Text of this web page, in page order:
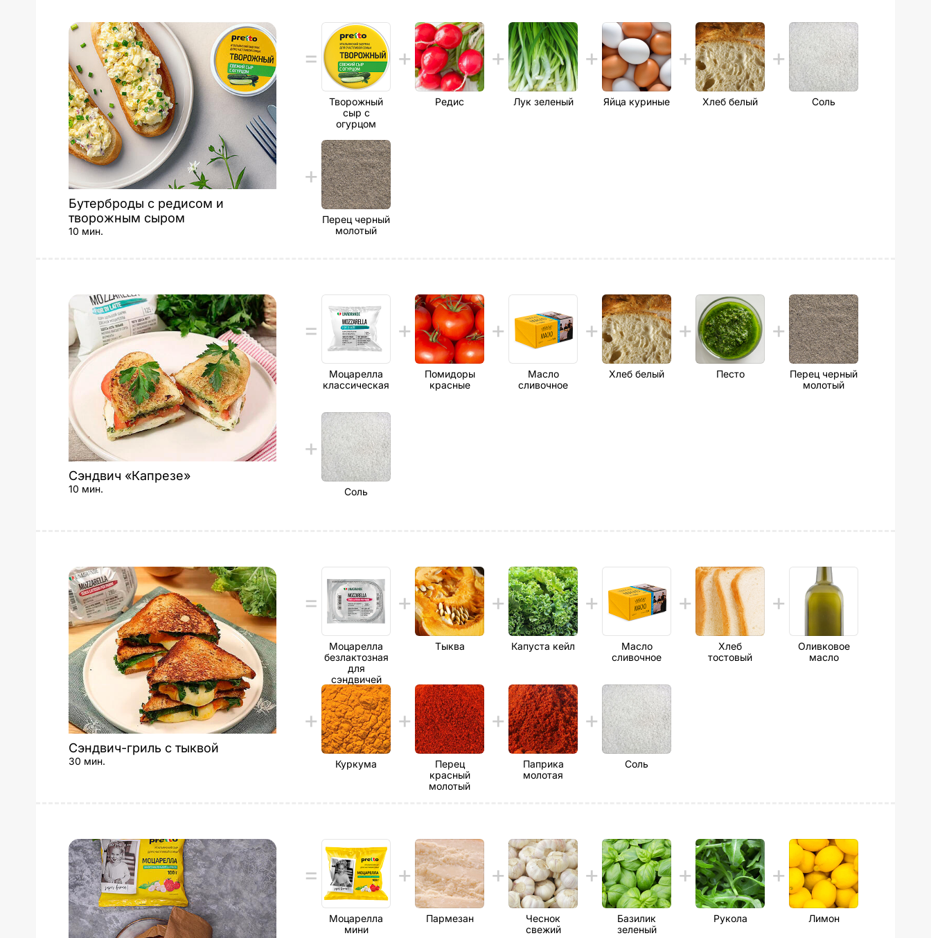
Бутерброды с редисом и
творожным сыром
10 мин.
Творожный
сыр с
огурцом
Редис Лук зеленый Яйца куриные Хлеб белый Соль
Перец черный
молотый
Сэндвич «Капрезе»
10 мин.
Моцарелла
классическая
Помидоры
красные
Масло
сливочное
Хлеб белый Песто
Перец черный
молотый
Соль
Сэндвич-гриль с тыквой
30 мин.
Моцарелла
безлактозная
для
сэндвичей
Тыква Капуста кейл
Масло
сливочное
Хлеб
тостовый
Оливковое
масло
Куркума
Перец
красный
молотый
Паприка
молотая
Соль
Моцарелла
мини
Пармезан
Чеснок
свежий
Базилик
зеленый
Рукола Лимон